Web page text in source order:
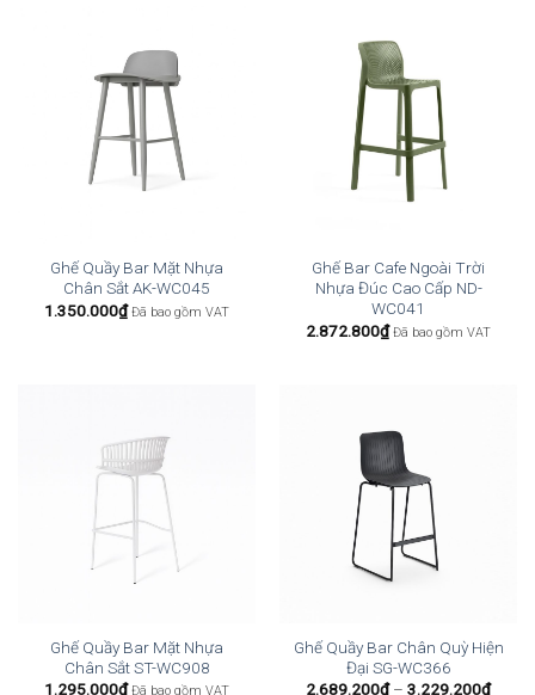
Ghế Quầy Bar Mặt Nhựa
Chân Sắt AK-WC045
1.350.000₫ Đã bao gồm VAT
Ghế Bar Cafe Ngoài Trời
Nhựa Đúc Cao Cấp ND-
WC041
2.872.800₫ Đã bao gồm VAT
Ghế Quầy Bar Mặt Nhựa
Chân Sắt ST-WC908
1.295.000₫ Đã bao gồm VAT
Ghế Quầy Bar Chân Quỳ Hiện
Đại SG-WC366
2.689.200₫ – 3.229.200₫